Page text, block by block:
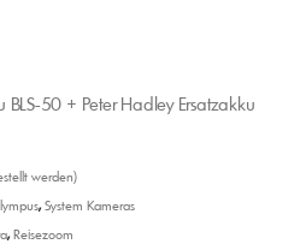
BLS-50 + Peter Hadley Ersatzakku
werden)
,System Kameras
,Reisezoom